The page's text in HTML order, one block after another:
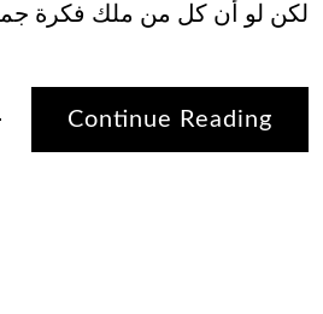
لكن لو أن كل من ملك فكرة
Continue Reading